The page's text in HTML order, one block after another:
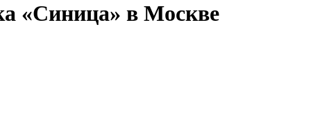
«Синица» в Москве